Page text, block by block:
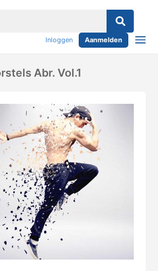
Inloggen Aanmelden
Abr. Vol.1